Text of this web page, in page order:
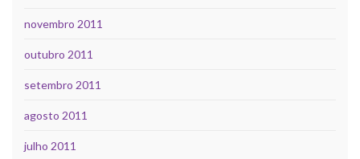
novembro 2011
outubro 2011
setembro 2011
agosto 2011
julho 2011